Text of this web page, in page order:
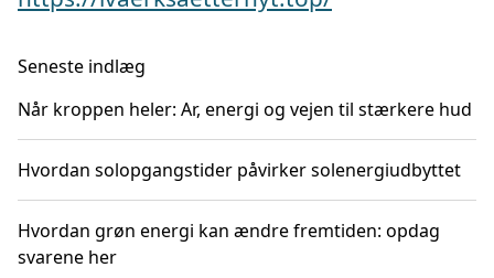
Seneste indlæg
Når kroppen heler: Ar, energi og vejen til stærkere hud
Hvordan solopgangstider påvirker solenergiudbyttet
Hvordan grøn energi kan ændre fremtiden: opdag
svarene her